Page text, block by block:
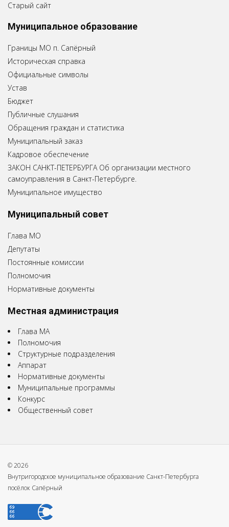
Старый сайт
Муниципальное образование
Границы МО п. Сапёрный
Историческая справка
Официальные символы
Устав
Бюджет
Публичные слушания
Обращения граждан и статистика
Муниципальный заказ
Кадровое обеспечение
ЗАКОН САНКТ-ПЕТЕРБУРГА Об организации местного
самоуправления в Санкт-Петербурге.
Муниципальное имущество
Муниципальный совет
Глава МО
Депутаты
Постоянные комиссии
Полномочия
Нормативные документы
Местная администрация
Глава МА
Полномочия
Структурные подразделения
Аппарат
Нормативные документы
Муниципальные программы
Конкурс
Общественный совет
© 2026
Внутригородское муниципальное образование Санкт-Петербурга
посёлок Сапёрный